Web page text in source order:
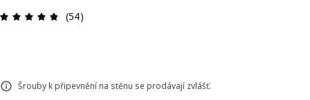
(54)
Šrouby k připevnění na stěnu se prodávají zvlášť.